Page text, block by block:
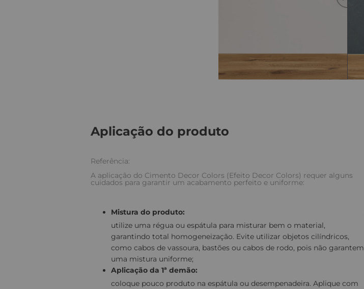
Aplicação do produto
Referência:
A aplicação do Cimento Decor Colors (Efeito Decor Colors) requer alguns
cuidados para garantir um acabamento perfeito e uniforme:
Mistura do produto:
utilize uma régua ou espátula para misturar bem o material,
garantindo total homogeneização. Evite utilizar objetos cilíndricos,
como cabos de vassoura, bastões ou cabos de rodo, pois não garantem
uma mistura uniforme;
Aplicação da 1ª demão:
coloque pouco produto na espátula ou desempenadeira. Aplique com